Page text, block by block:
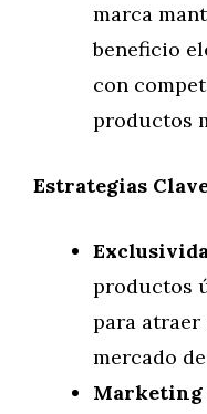
marca
beneficio
con
productos
Estrategias
productos
para atraer
mercado
Marketing